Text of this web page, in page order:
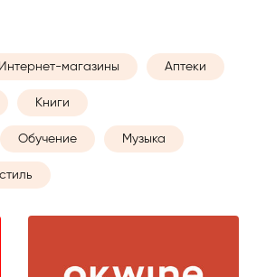
Интернет-магазины Аптеки
Книги
Обучение Музыка